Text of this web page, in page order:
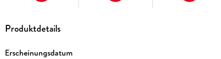
Produktdetails
Erscheinungsdatum